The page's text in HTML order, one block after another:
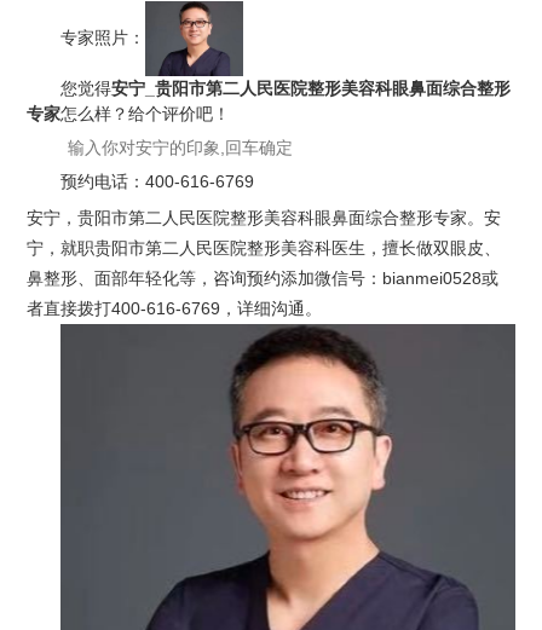
专家照片：
您觉得安宁_贵阳市第二人民医院整形美容科眼鼻面综合整形
专家怎么样？给个评价吧！
预约电话：400-616-6769
安宁，贵阳市第二人民医院整形美容科眼鼻面综合整形专家。安
宁，就职贵阳市第二人民医院整形美容科医生，擅长做双眼皮、
鼻整形、面部年轻化等，咨询预约添加微信号：bianmei0528或
者直接拨打400-616-6769，详细沟通。